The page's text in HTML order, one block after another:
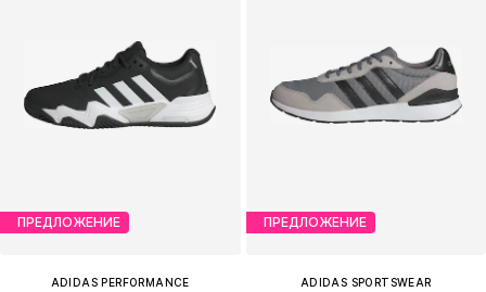
ПРЕДЛОЖЕНИЕ
ADIDAS PERFORMANCE
ПРЕДЛОЖЕНИЕ
ADIDAS SPORTSWEAR